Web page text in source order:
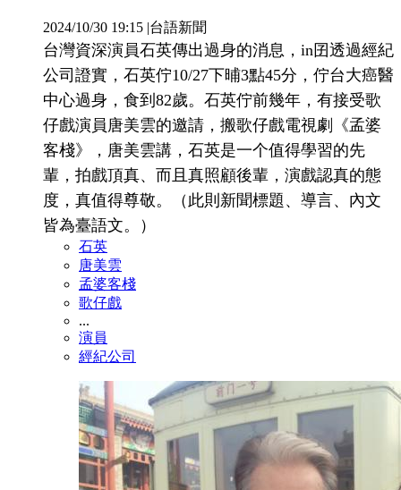
2024/10/30 19:15 |台語新聞
台灣資深演員石英傳出過身的消息，in囝透過經紀
公司證實，石英佇10/27下晡3點45分，佇台大癌醫
中心過身，食到82歲。石英佇前幾年，有接受歌
仔戲演員唐美雲的邀請，搬歌仔戲電視劇《孟婆
客棧》，唐美雲講，石英是一个值得學習的先
輩，拍戲頂真、而且真照顧後輩，演戲認真的態
度，真值得尊敬。（此則新聞標題、導言、內文
皆為臺語文。）
石英
唐美雲
孟婆客棧
歌仔戲
...
演員
經紀公司